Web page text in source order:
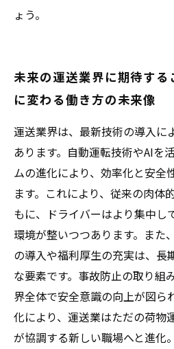
ょう。
未来の運送業界に期待す
に変わる働き方の未来像
運送業界は、最新技術の導入に
あります。自動運転技術やAIを
ムの進化により、効率化と安全
ます。これにより、従来の肉体
もに、ドライバーはより集中し
環境が整いつつあります。また
の導入や福利厚生の充実は、長
な要素です。事故防止の取り組
界全体で安全意識の向上が図ら
化により、運送業はただの荷物
が協調する新しい職場へと進化